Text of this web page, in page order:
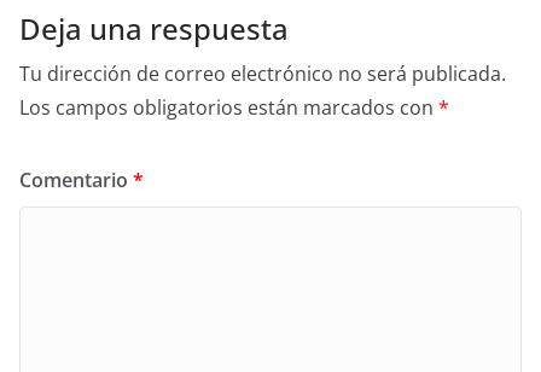
Deja una respuesta
Tu dirección de correo electrónico no será publicada.
Los campos obligatorios están marcados con *
Comentario *